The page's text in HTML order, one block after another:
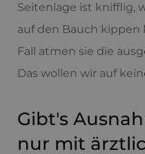
Seitenlage ist knifflig,
auf den Bauch
Fall atmen sie die
Das wollen wir auf
Gibt's
nur mit